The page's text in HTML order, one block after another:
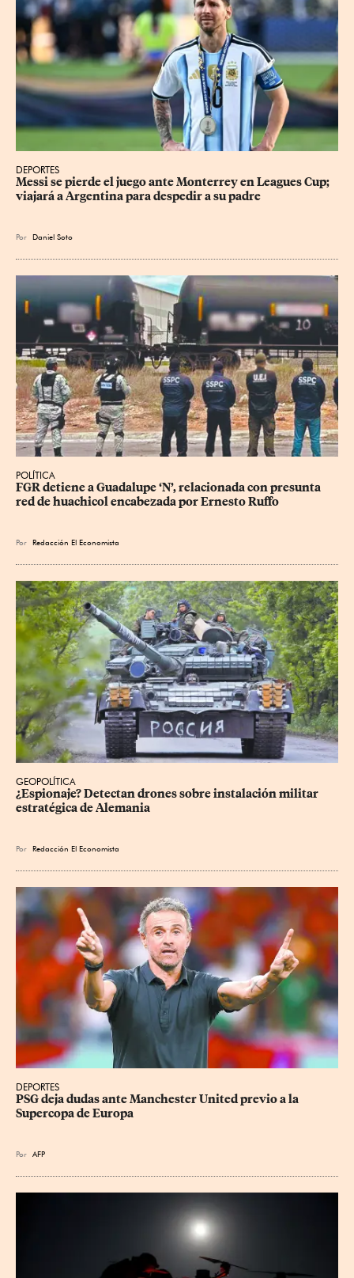
DEPORTES
Messi se pierde el juego ante Monterrey en Leagues Cup;
viajará a Argentina para despedir a su padre
Por Daniel Soto
POLÍTICA
FGR detiene a Guadalupe ‘N’, relacionada con presunta
red de huachicol encabezada por Ernesto Ruffo
Por Redacción El Economista
GEOPOLÍTICA
¿Espionaje? Detectan drones sobre instalación militar
estratégica de Alemania
Por Redacción El Economista
DEPORTES
PSG deja dudas ante Manchester United previo a la
Supercopa de Europa
Por AFP